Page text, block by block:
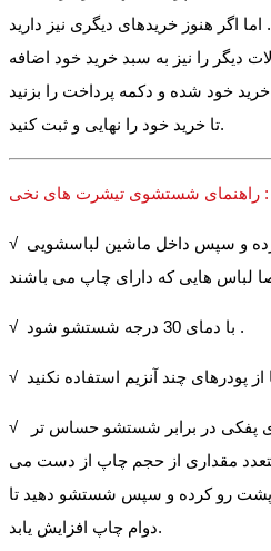
اگر هنوز خریدهای دیگری نیز دارید
دیگر را نیز به سبد خرید خود اضافه
خود شده و دکمه پرداخت را بزنید
تا خرید خود را نهایی و ثبت کنید.
راهنمای شستشوی تیشرت های نخی :
√ تیشرت ها را پشت و رو کرده و سپس داخل ماشین لباسشویی
√ با دمای 30 درجه شستشو شود .
√ برخی از چاپ ها مانند چاپ های پفکی در برابر شستشو حساس تر
مقداری از حجم چاپ از دست می
پشت رو کرده و سپس شستشو دهید تا
دوام چاپ افزایش یابد.